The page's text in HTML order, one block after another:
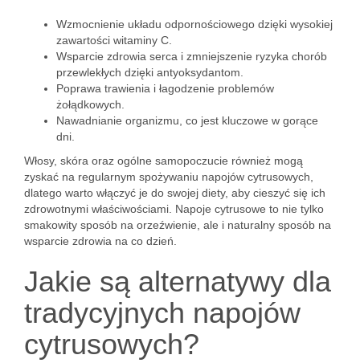
Wzmocnienie układu odpornościowego dzięki wysokiej
zawartości witaminy C.
Wsparcie zdrowia serca i zmniejszenie ryzyka chorób
przewlekłych dzięki antyoksydantom.
Poprawa trawienia i łagodzenie problemów
żołądkowych.
Nawadnianie organizmu, co jest kluczowe w gorące
dni.
Włosy, skóra oraz ogólne samopoczucie również mogą
zyskać na regularnym spożywaniu napojów cytrusowych,
dlatego warto włączyć je do swojej diety, aby cieszyć się ich
zdrowotnymi właściwościami. Napoje cytrusowe to nie tylko
smakowity sposób na orzeźwienie, ale i naturalny sposób na
wsparcie zdrowia na co dzień.
Jakie są alternatywy dla
tradycyjnych napojów
cytrusowych?